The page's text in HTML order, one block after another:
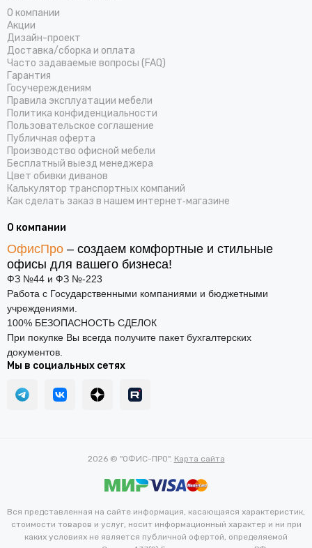
О компании
Акции
Дизайн-проект
Доставка/cборка и оплата
Часто задаваемые вопросы (FAQ)
Гарантия
Госучереждениям
Правила эксплуатации мебели
Политика конфиденциальности
Пользовательское соглашение
Публичная оферта
Производство офисной мебели
Бесплатный выезд менеджера
Цвет обивки диванов
Калькулятор транспортных компаний
Как сделать заказ в нашем интернет‑магазине
О компании
ОфисПро – создаем комфортные и стильные
офисы для вашего бизнеса!
ФЗ №44 и ФЗ №-223
Работа с Государственными компаниями и бюджетными
учреждениями.
100% БЕЗОПАСНОСТЬ СДЕЛОК
При покупке Вы всегда получите пакет бухгалтерских
документов.
Мы в социальных сетях
2026 © "ОФИС-ПРО". Карта сайта
Вся представленная на сайте информация, касающаяся характеристик,
стоимости товаров и услуг, носит информационный характер и ни при
каких условиях не является публичной офертой, определяемой